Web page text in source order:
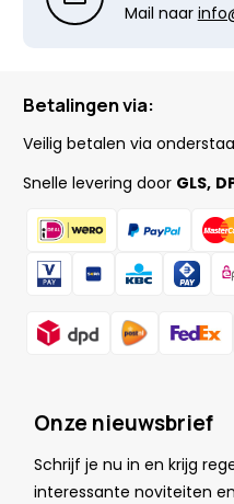
Mail naar
Betalingen via:
Veilig betalen via
Snelle levering door GLS,
Onze nieuwsbrief
Schrijf je nu in en krijg
interessante noviteiten